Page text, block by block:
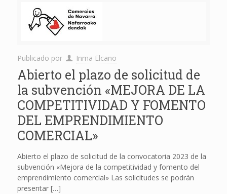
Publicado por Inma Elcano
Abierto el plazo de solicitud de
la subvención «MEJORA DE LA
COMPETITIVIDAD Y FOMENTO
DEL EMPRENDIMIENTO
COMERCIAL»
Abierto el plazo de solicitud de la convocatoria 2023 de la
subvención «Mejora de la competitividad y fomento del
emprendimiento comercial» Las solicitudes se podrán
presentar[…]